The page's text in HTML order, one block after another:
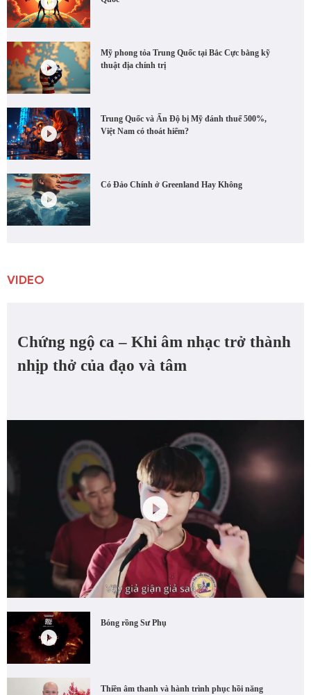
Mỹ phong tỏa Trung Quốc tại Bắc Cực bằng kỹ
thuật địa chính trị
Trung Quốc và Ấn Độ bị Mỹ đánh thuế 500%,
Việt Nam có thoát hiểm?
Có Đảo Chính ở Greenland Hay Không
VIDEO
Chứng ngộ ca – Khi âm nhạc trở thành
nhịp thở của đạo và tâm
Bóng rồng Sư Phụ
Thiền âm thanh và hành trình phục hồi năng